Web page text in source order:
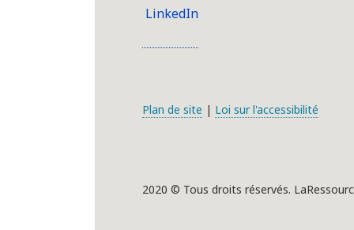
LinkedIn
Plan de site | Loi sur l'accessibilité
2020 © Tous droits réservés.